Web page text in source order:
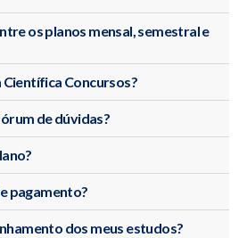
os planos mensal, semestral e
Científica Concursos?
de dúvidas?
pagamento?
dos meus estudos?